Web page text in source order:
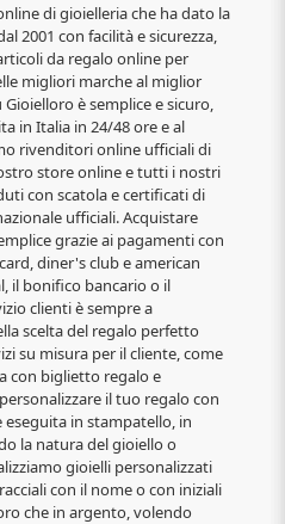
di gioielleria che ha dato la
2001 con facilità e sicurezza,
da regalo online per
migliori marche al miglior
è semplice e sicuro,
in Italia in 24/48 ore e al
rivenditori online ufficiali di
store online e tutti i nostri
con scatola e certificati di
ufficiali. Acquistare
grazie ai pagamenti con
diner's club e american
il bonifico bancario o il
clienti è sempre a
scelta del regalo perfetto
su misura per il cliente, come
con biglietto regalo e
il tuo regalo con
eseguita in stampatello, in
la natura del gioiello o
gioielli personalizzati
con il nome o con iniziali
che in argento, volendo